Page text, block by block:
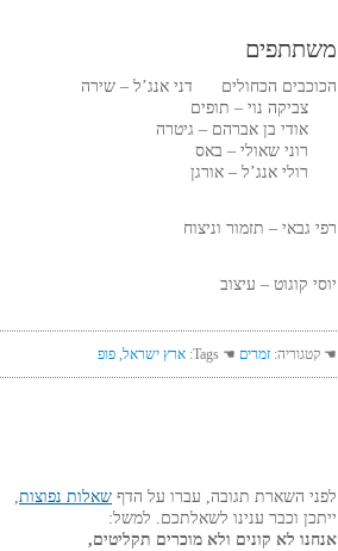
משתתפים
הכוכבים הכחולים דני אנג’ל – שירה
צביקה נוי – תופים
אודי בן אברהם – גיטרה
רוני שאולי – באס
רולי אנג’ל – אורגן
רפי גבאי – תזמור וניצוח
יוסי קוגוט – עיצוב
☚ קטגוריה: זמרים ☚ Tags: ארץ ישראל, פופ
לפני השארת תגובה, עברו על הדף שאלות נפוצות,
ייתכן וכבר ענינו לשאלתכם. למשל:
אנחנו לא קונים ולא מוכרים תקליטים,